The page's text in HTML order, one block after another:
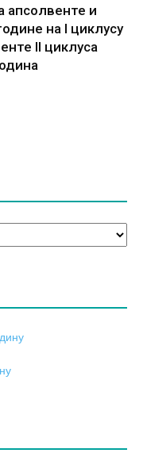
апсолвенте и
на I циклусу
II циклуса